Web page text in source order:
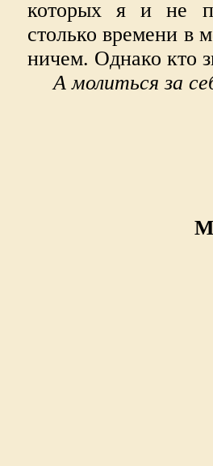
которых я и не
столько времени в
ничем. Однако кто
А молиться за